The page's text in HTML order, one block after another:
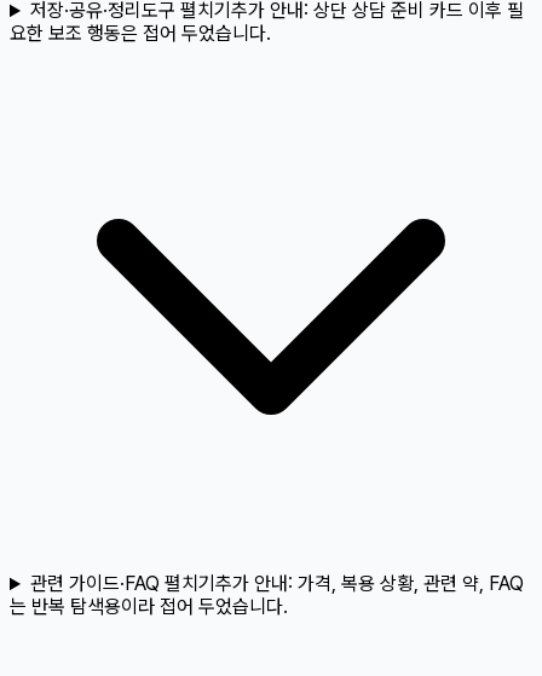
저장·공유·정리도구 펼치기 추가 안내: 상단 상담 준비 카드 이후 필
요한 보조 행동은 접어 두었습니다.
관련 가이드·FAQ 펼치기 추가 안내: 가격, 복용 상황, 관련 약, FAQ
는 반복 탐색용이라 접어 두었습니다.